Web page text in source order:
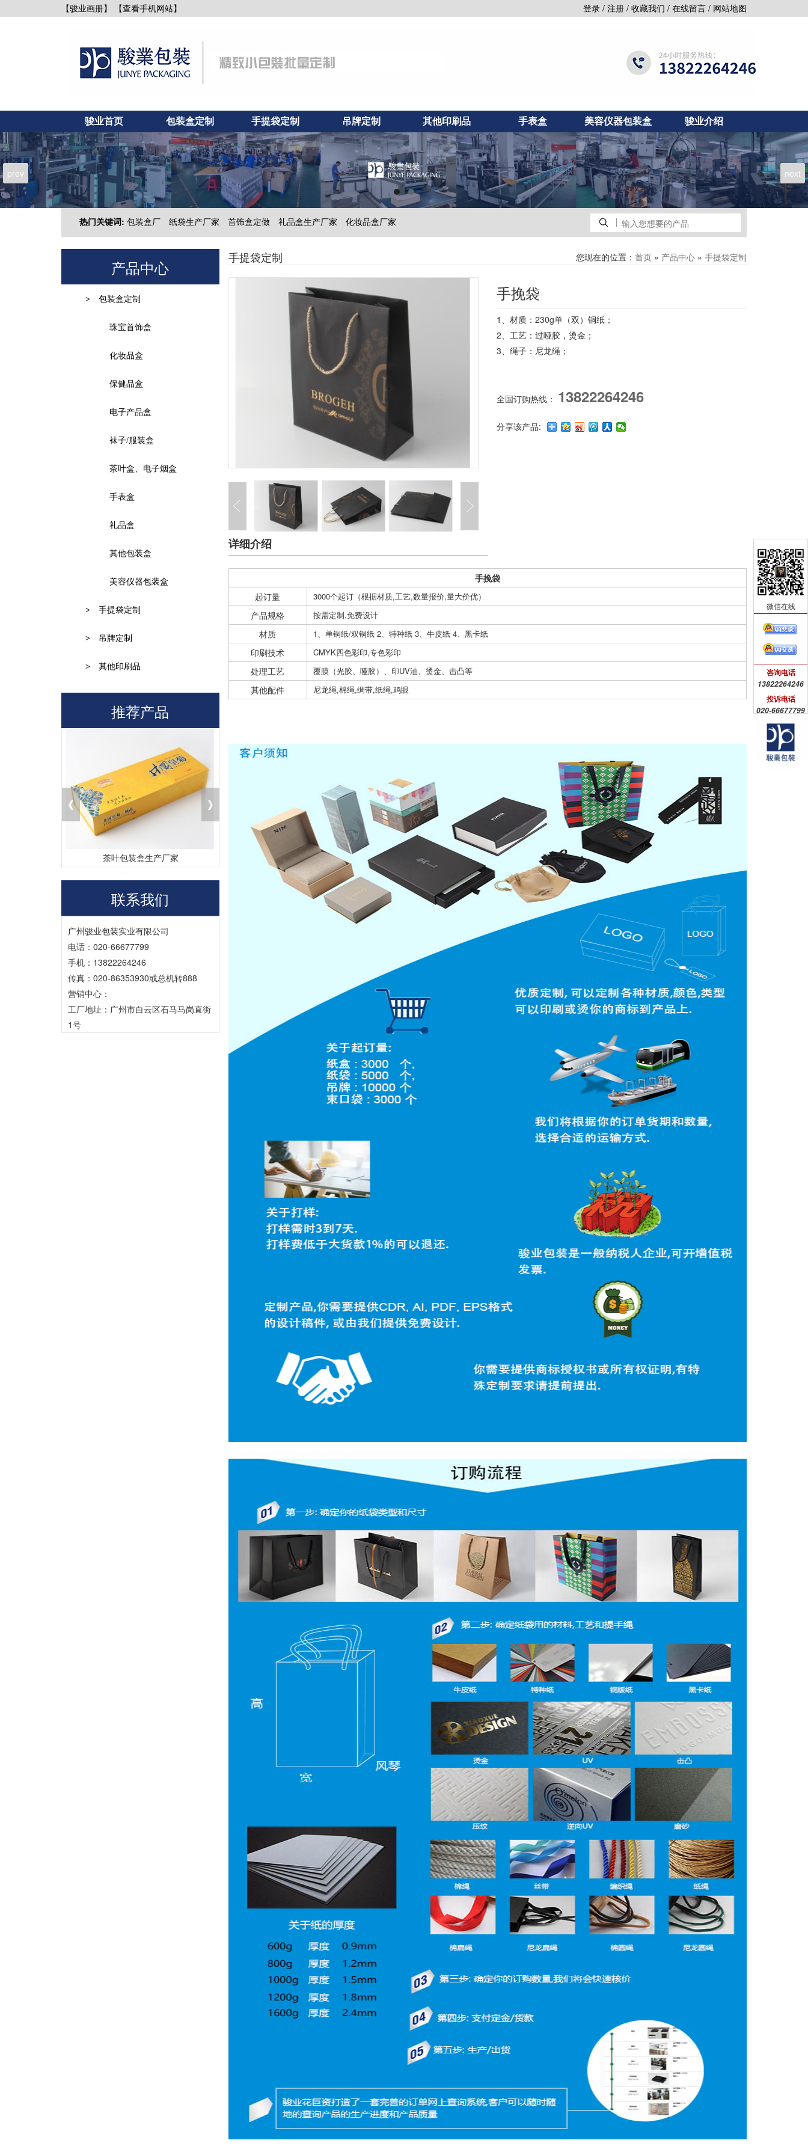
【骏业画册】 【查看手机网站】 登录 / 注册 / 收藏我们 / 在线留言 / 网站地图
骏业首页 包装盒定制 手提袋定制 吊牌定制 其他印刷品 手表盒 美容仪器包装盒 骏业介绍
新闻资讯 联系骏业
prev next
热门关键词: 包装盒厂 纸袋生产厂家 首饰盒定做 礼品盒生产厂家 化妆品盒厂家
产品中心
> 包装盒定制
珠宝首饰盒
化妆品盒
保健品盒
电子产品盒
袜子/服装盒
茶叶盒、电子烟盒
手表盒
礼品盒
其他包装盒
美容仪器包装盒
> 手提袋定制
> 吊牌定制
> 其他印刷品
推荐产品
茶叶包装盒生产厂家
联系我们
广州骏业包装实业有限公司
电话：020-66677799
手机：13822264246
传真：020-86353930或总机转888
营销中心：
工厂地址：广州市白云区石马马岗直街
1号
手提袋定制 您现在的位置： 首页 » 产品中心 » 手提袋定制
手挽袋
1、材质：230g单（双）铜纸；
2、工艺：过哑胶，烫金；
3、绳子：尼龙绳；
全国订购热线： 13822264246
分享该产品:
详细介绍
手挽袋
起订量
3000个起订（根据材质,工艺,数量报价,量大价优）
产品规格 按需定制,免费设计
材质 1、单铜纸/双铜纸 2、特种纸 3、牛皮纸 4、黑卡纸
印刷技术 CMYK四色彩印,专色彩印
处理工艺 覆膜（光胶、哑胶）、印UV油、烫金、击凸等
其他配件 尼龙绳,棉绳,绸带,纸绳,鸡眼
微信在线
咨询电话
13822264246
投诉电话
020-66677799